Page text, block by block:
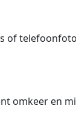
of
omkeer en